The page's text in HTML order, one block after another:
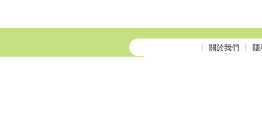
關於我們